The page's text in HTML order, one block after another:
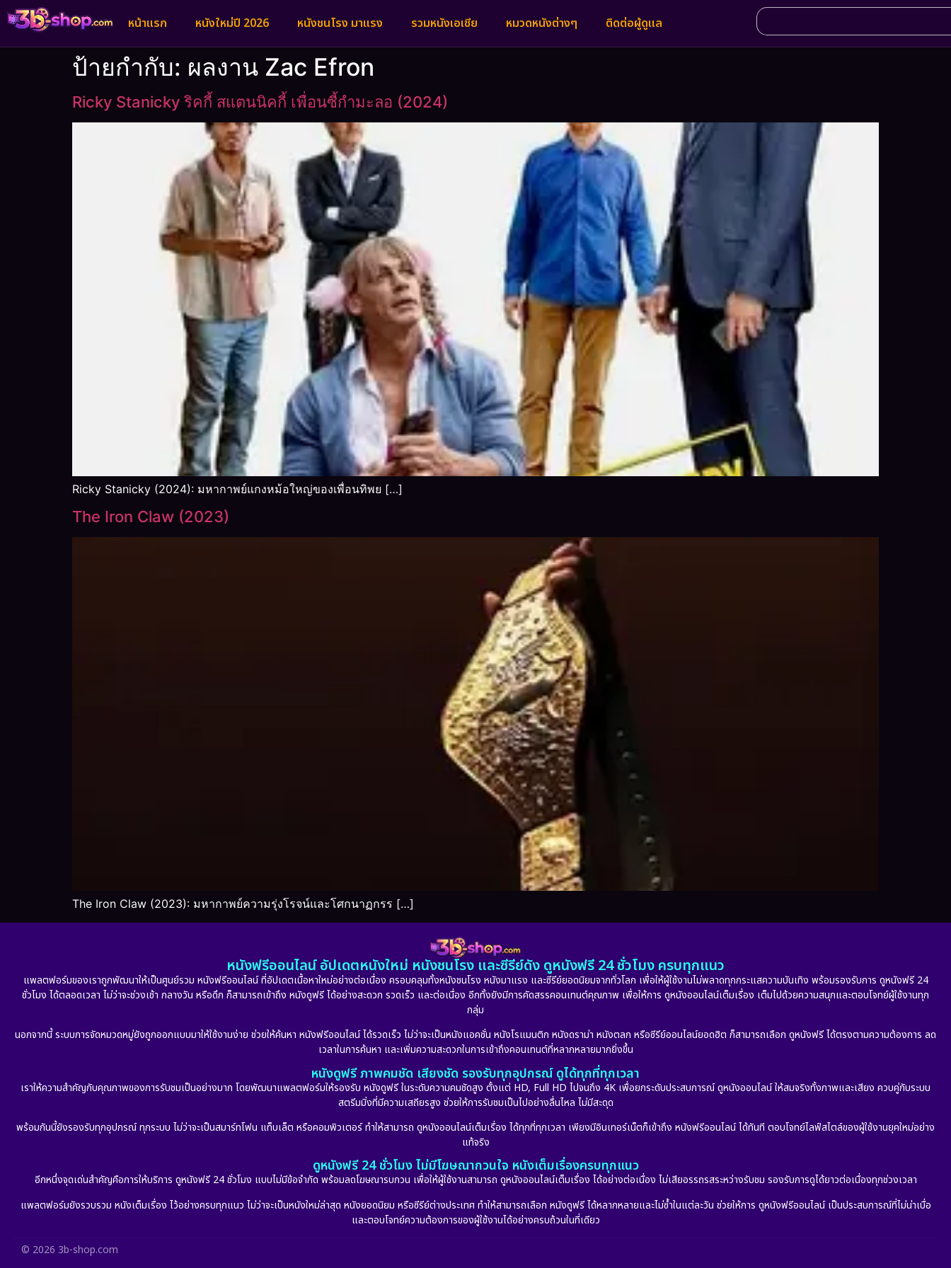
หน้าแรก หนังใหม่ปี 2026 หนังชนโรง มาแรง รวมหนังเอเชีย หมวดหนังต่างๆ ติดต่อผู้ดูแล
ป้ายกำกับ: ผลงาน Zac Efron
Ricky Stanicky ริคกี้ สแตนนิคกี้ เพื่อนซี้กำมะลอ (2024)
Ricky Stanicky (2024): มหากาพย์แกงหม้อใหญ่ของเพื่อนทิพย […]
The Iron Claw (2023)
The Iron Claw (2023): มหากาพย์ความรุ่งโรจน์และโศกนาฏกรร […]
หนังฟรีออนไลน์ อัปเดตหนังใหม่ หนังชนโรง และซีรีย์ดัง ดูหนังฟรี 24 ชั่วโมง ครบทุกแนว
แพลตฟอร์มของเราถูกพัฒนาให้เป็นศูนย์รวม หนังฟรีออนไลน์ ที่อัปเดตเนื้อหาใหม่อย่างต่อเนื่อง ครอบคลุมทั้งหนังชนโรง หนังมาแรง และซีรีย์ยอดนิยมจากทั่วโลก เพื่อให้ผู้ใช้งานไม่พลาดทุกกระแสความบันเทิง พร้อมรองรับการ ดูหนังฟรี 24
ชั่วโมง ได้ตลอดเวลา ไม่ว่าจะช่วงเช้า กลางวัน หรือดึก ก็สามารถเข้าถึง หนังดูฟรี ได้อย่างสะดวก รวดเร็ว และต่อเนื่อง อีกทั้งยังมีการคัดสรรคอนเทนต์คุณภาพ เพื่อให้การ ดูหนังออนไลน์เต็มเรื่อง เต็มไปด้วยความสนุกและตอบโจทย์ผู้ใช้งานทุก
กลุ่ม
นอกจากนี้ ระบบการจัดหมวดหมู่ยังถูกออกแบบมาให้ใช้งานง่าย ช่วยให้ค้นหา หนังฟรีออนไลน์ ได้รวดเร็ว ไม่ว่าจะเป็นหนังแอคชั่น หนังโรแมนติก หนังดราม่า หนังตลก หรือซีรีย์ออนไลน์ยอดฮิต ก็สามารถเลือก ดูหนังฟรี ได้ตรงตามความต้องการ ลด
เวลาในการค้นหา และเพิ่มความสะดวกในการเข้าถึงคอนเทนต์ที่หลากหลายมากยิ่งขึ้น
หนังดูฟรี ภาพคมชัด เสียงชัด รองรับทุกอุปกรณ์ ดูได้ทุกที่ทุกเวลา
เราให้ความสำคัญกับคุณภาพของการรับชมเป็นอย่างมาก โดยพัฒนาแพลตฟอร์มให้รองรับ หนังดูฟรี ในระดับความคมชัดสูง ตั้งแต่ HD, Full HD ไปจนถึง 4K เพื่อยกระดับประสบการณ์ ดูหนังออนไลน์ ให้สมจริงทั้งภาพและเสียง ควบคู่กับระบบ
สตรีมมิ่งที่มีความเสถียรสูง ช่วยให้การรับชมเป็นไปอย่างลื่นไหล ไม่มีสะดุด
พร้อมกันนี้ยังรองรับทุกอุปกรณ์ ทุกระบบ ไม่ว่าจะเป็นสมาร์ทโฟน แท็บเล็ต หรือคอมพิวเตอร์ ทำให้สามารถ ดูหนังออนไลน์เต็มเรื่อง ได้ทุกที่ทุกเวลา เพียงมีอินเทอร์เน็ตก็เข้าถึง หนังฟรีออนไลน์ ได้ทันที ตอบโจทย์ไลฟ์สไตล์ของผู้ใช้งานยุคใหม่อย่าง
แท้จริง
ดูหนังฟรี 24 ชั่วโมง ไม่มีโฆษณากวนใจ หนังเต็มเรื่องครบทุกแนว
อีกหนึ่งจุดเด่นสำคัญคือการให้บริการ ดูหนังฟรี 24 ชั่วโมง แบบไม่มีข้อจำกัด พร้อมลดโฆษณารบกวน เพื่อให้ผู้ใช้งานสามารถ ดูหนังออนไลน์เต็มเรื่อง ได้อย่างต่อเนื่อง ไม่เสียอรรถรสระหว่างรับชม รองรับการดูได้ยาวต่อเนื่องทุกช่วงเวลา
แพลตฟอร์มยังรวบรวม หนังเต็มเรื่อง ไว้อย่างครบทุกแนว ไม่ว่าจะเป็นหนังใหม่ล่าสุด หนังยอดนิยม หรือซีรีย์ต่างประเทศ ทำให้สามารถเลือก หนังดูฟรี ได้หลากหลายและไม่ซ้ำในแต่ละวัน ช่วยให้การ ดูหนังฟรีออนไลน์ เป็นประสบการณ์ที่ไม่น่าเบื่อ
และตอบโจทย์ความต้องการของผู้ใช้งานได้อย่างครบถ้วนในที่เดียว
© 2026 3b-shop.com